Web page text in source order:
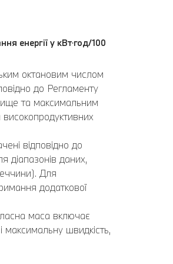
енергії у кВт⋅год/100
октановим числом
до Регламенту
та максимальним
відповідно до
діапазонів даних,
Для
додаткової
маса включає
швидкість,